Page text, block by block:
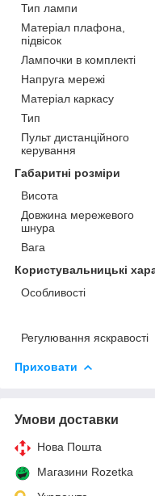
Тип лампи
Матеріал плафона,
підвісок
Лампочки в комплекті
Напруга мережі
Матеріал каркасу
Тип
Пульт дистанційного
керування
Габаритні розміри
Висота
Довжина мережевого
шнура
Вага
Користувальницькі
Особливості
Регулювання яскравості
Приховати
Умови доставки
Нова Пошта
Магазини Rozetka